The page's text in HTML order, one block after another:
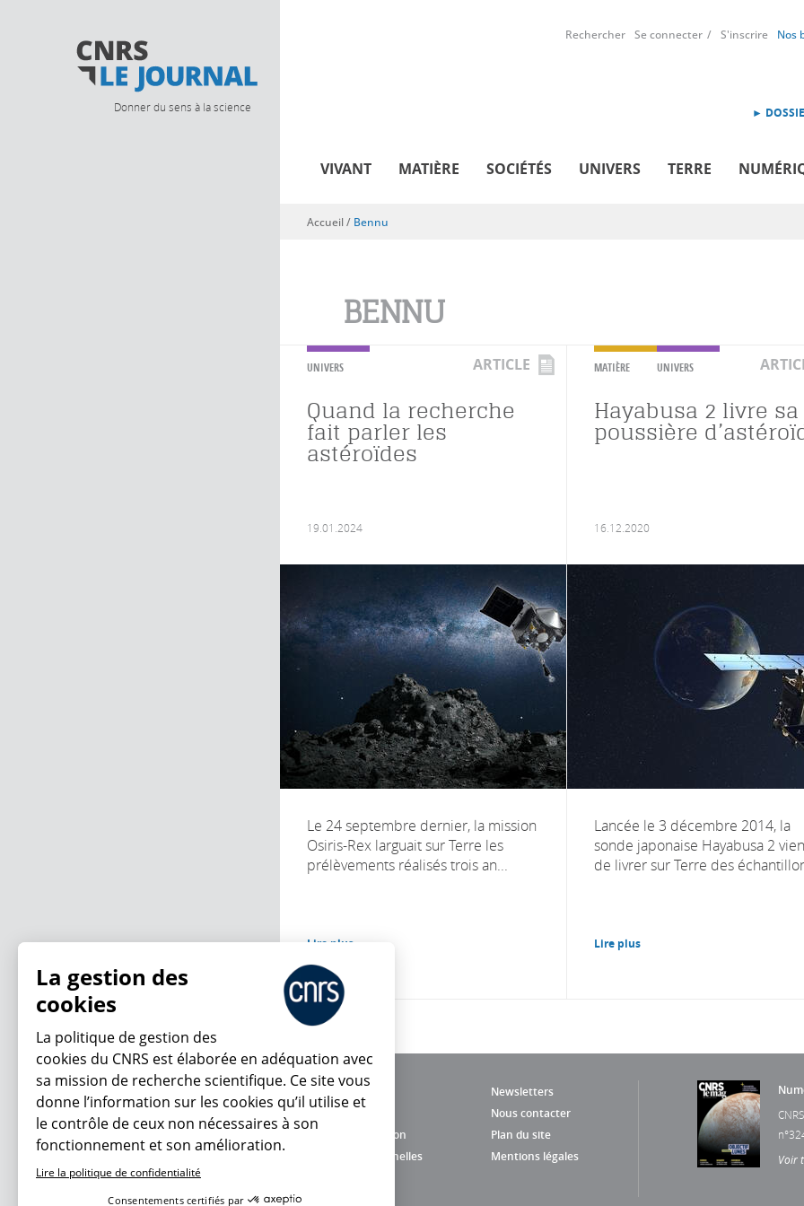
Donner du sens à la science
Rechercher Se connecter S'inscrire Nos
►
VIVANT MATIÈRE SOCIÉTÉS UNIVERS TERRE
Vous êtes ici
Accueil/ Bennu
BENNU
UNIVERS ARTICLE
Quand la recherche
fait parler les
astéroïdes
19.01.2024
Le 24 septembre dernier, la mission
Osiris-Rex larguait sur Terre les
prélèvements réalisés trois an...
Lire plus
MATIÈRE UNIVERS
Hayabusa 2 livre sa
poussière
16.12.2020
Lancée le 3 décembre 2014, la
sonde japonaise Hayabusa 2
de livrer sur Terre des
Lire plus
Newsletters
Nous contacter
Charte d'utilisation
Plan du site
Données personnelles
Mentions légales
Voir
En ce moment
La gestion des
cookies
La politique de gestion des
cookies du CNRS est élaborée en adéquation avec
sa mission de recherche scientifique. Ce site vous
donne l’information sur les cookies qu’il utilise et
le contrôle de ceux non nécessaires à son
fonctionnement et son amélioration.
Lire la politique de confidentialité
Consentements certifiés par